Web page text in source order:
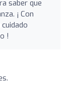
saber que
¡ Con
!